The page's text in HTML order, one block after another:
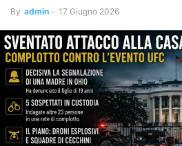
By admin - 17 Giugno 2026